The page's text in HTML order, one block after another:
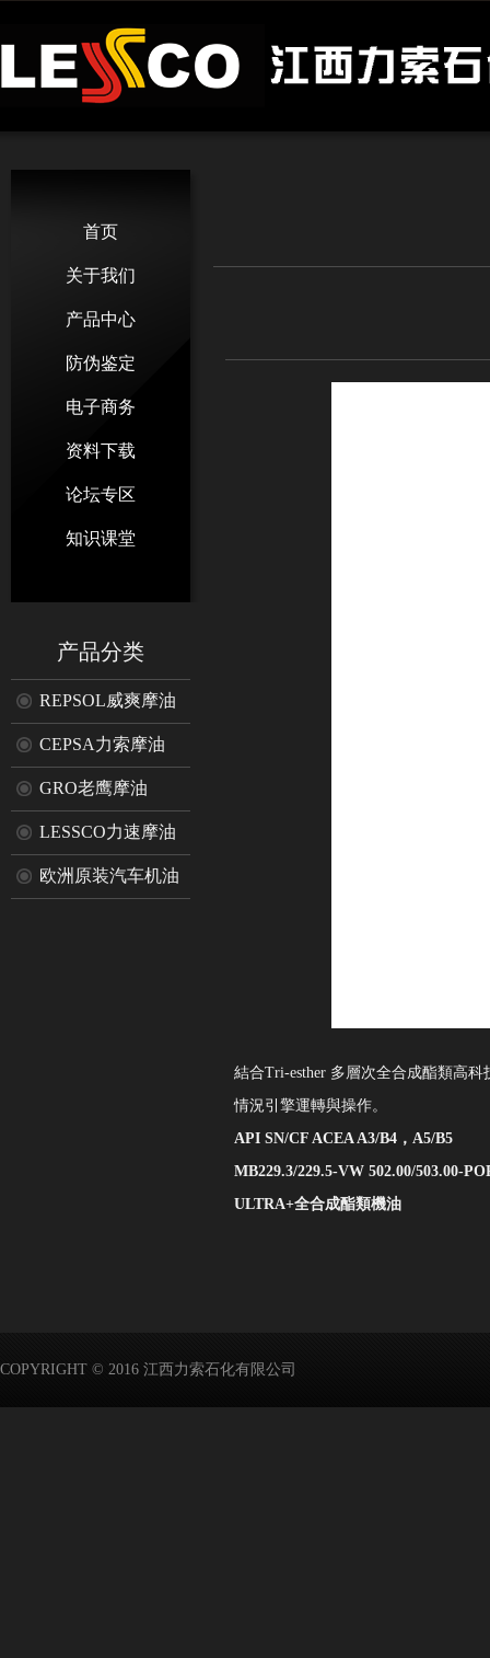
首页
关于我们
产品中心
防伪鉴定
电子商务
资料下载
论坛专区
知识课堂
产品分类
REPSOL威爽摩油
CEPSA力索摩油
GRO老鹰摩油
LESSCO力速摩油
欧洲原装汽车机油
結合Tri-esther 多層次全合成酯類高
情況引擎運轉與操作。
API SN/CF ACEA A3/B4，A5/B5
MB229.3/229.5-VW 502.00/503.00-
ULTRA+全合成酯類機油
COPYRIGHT © 2016 江西力索石化有限公司